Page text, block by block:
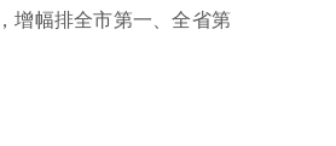
增幅排全市第一、全省第